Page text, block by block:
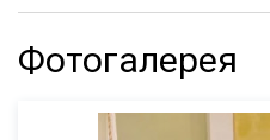
Фотогалерея